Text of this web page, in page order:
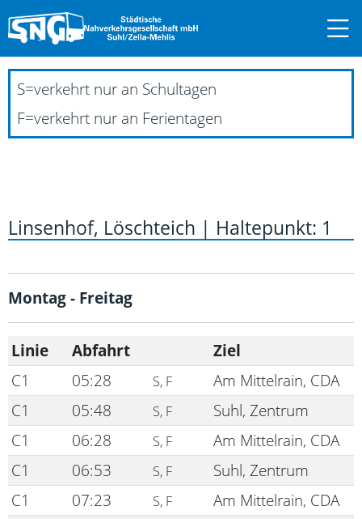
S=verkehrt nur an Schultagen
F=verkehrt nur an Ferientagen
Linsenhof, Löschteich | Haltepunkt: 1
Montag - Freitag
Linie Abfahrt
Ziel
C1
05:28 S, F
Am Mittelrain, CDA
C1
05:48 S, F
Suhl, Zentrum
C1
06:28 S, F
Am Mittelrain, CDA
C1
06:53 S, F
Suhl, Zentrum
C1
07:23 S, F
Am Mittelrain, CDA